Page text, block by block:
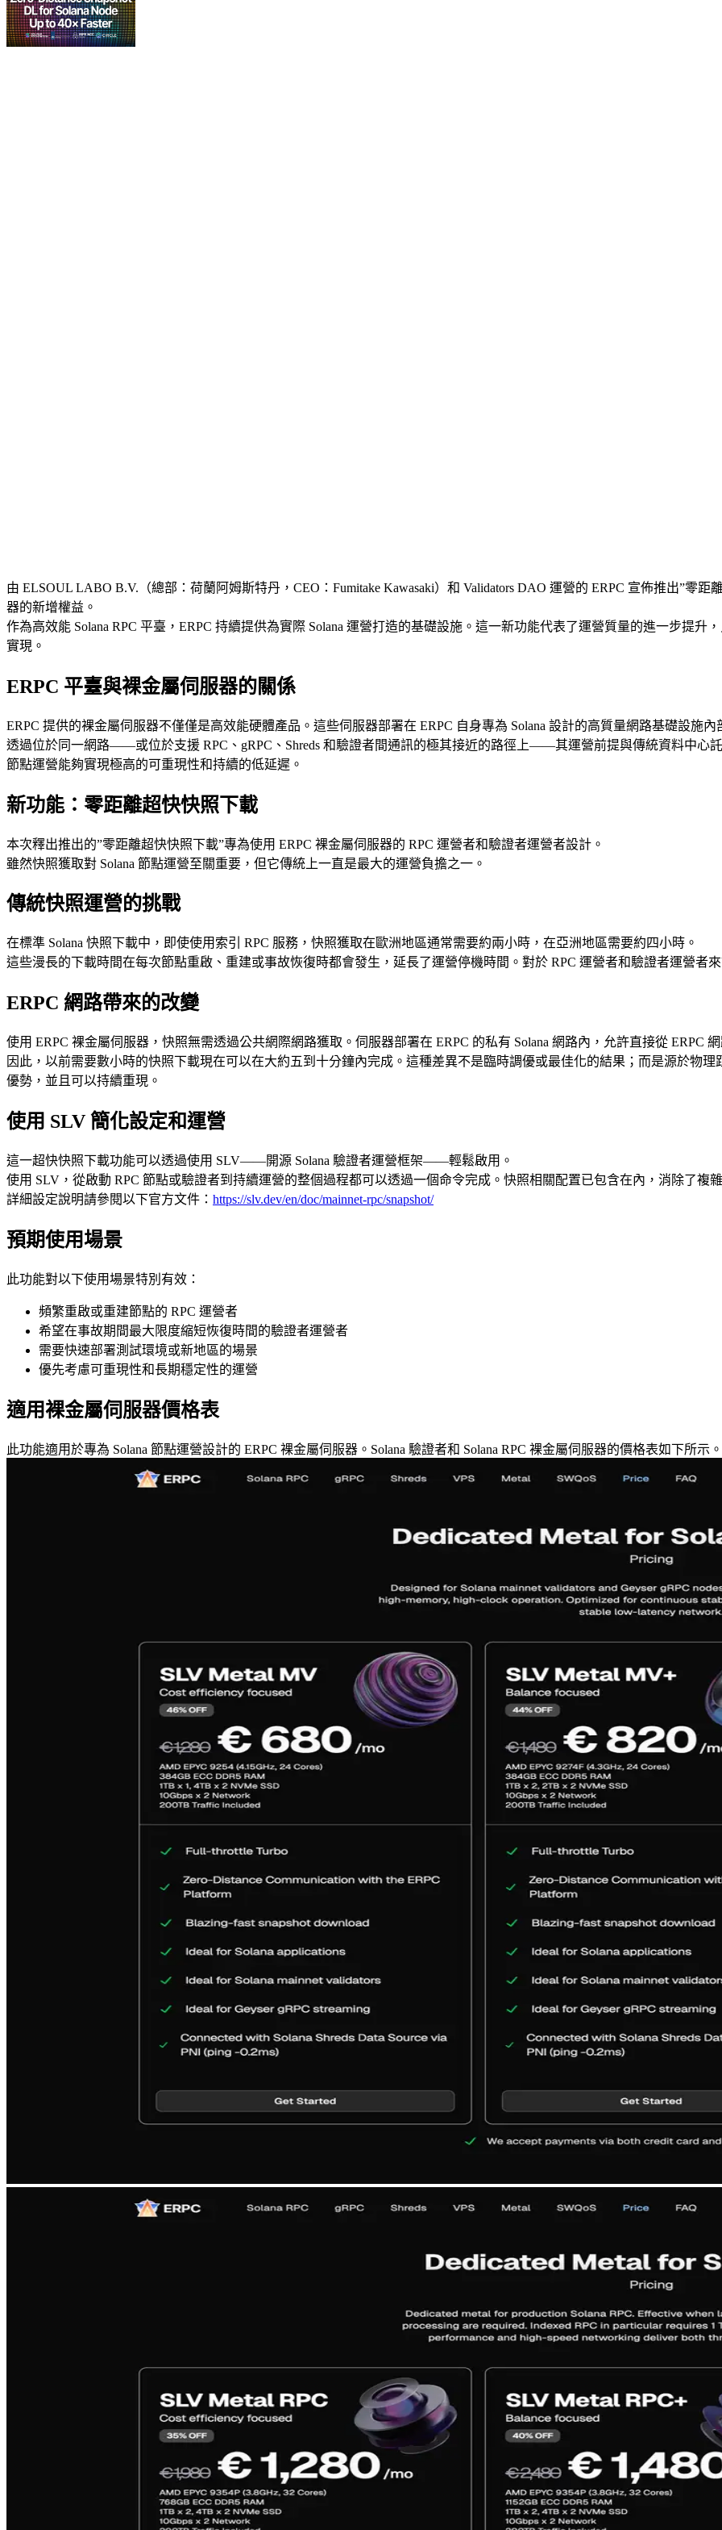
由 ELSOUL LABO B.V.（總部：荷蘭阿姆斯特丹，CEO：Fumitake Kawasaki）和 Validators DAO 運營的 ERPC 宣佈推出”零
器的新增權益。
作為高效能 Solana RPC 平臺，ERPC 持續提供為實際 Solana 運營打造的基礎設施。這一新功能代表了運營質量的進一步提
實現。
ERPC 平臺與裸金屬伺服器的關係
ERPC 提供的裸金屬伺服器不僅僅是高效能硬體產品。這些伺服器部署在 ERPC 自身專為 Solana 設計的高質量網路基礎設施內
透過位於同一網路——或位於支援 RPC、gRPC、Shreds 和驗證者間通訊的極其接近的路徑上——其運營前提與傳統資料中心
節點運營能夠實現極高的可重現性和持續的低延遲。
新功能：零距離超快快照下載
本次釋出推出的”零距離超快快照下載”專為使用 ERPC 裸金屬伺服器的 RPC 運營者和驗證者運營者設計。
雖然快照獲取對 Solana 節點運營至關重要，但它傳統上一直是最大的運營負擔之一。
傳統快照運營的挑戰
在標準 Solana 快照下載中，即使使用索引 RPC 服務，快照獲取在歐洲地區通常需要約兩小時，在亞洲地區需要約四小時。
這些漫長的下載時間在每次節點重啟、重建或事故恢復時都會發生，延長了運營停機時間。對於 RPC 運營者和驗證者運營者
ERPC 網路帶來的改變
使用 ERPC 裸金屬伺服器，快照無需透過公共網際網路獲取。伺服器部署在 ERPC 的私有 Solana 網路內，允許直接從 ERPC
因此，以前需要數小時的快照下載現在可以在大約五到十分鐘內完成。這種差異不是臨時調優或最佳化的結果；而是源於物
優勢，並且可以持續重現。
使用 SLV 簡化設定和運營
這一超快快照下載功能可以透過使用 SLV——開源 Solana 驗證者運營框架——輕鬆啟用。
使用 SLV，從啟動 RPC 節點或驗證者到持續運營的整個過程都可以透過一個命令完成。快照相關配置已包含在內，消除了複
詳細設定說明請參閱以下官方文件： https://slv.dev/en/doc/mainnet-rpc/snapshot/
預期使用場景
此功能對以下使用場景特別有效：
頻繁重啟或重建節點的 RPC 運營者
希望在事故期間最大限度縮短恢復時間的驗證者運營者
需要快速部署測試環境或新地區的場景
優先考慮可重現性和長期穩定性的運營
適用裸金屬伺服器價格表
此功能適用於專為 Solana 節點運營設計的 ERPC 裸金屬伺服器。Solana 驗證者和 Solana RPC 裸金屬伺服器的價格表如下所示。